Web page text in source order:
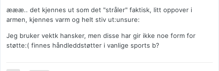
æææ.. det kjennes ut som det "stråler" faktisk, litt oppover i
armen, kjennes varm og helt stiv ut:unsure:
Jeg bruker vektk hansker, men disse har gir ikke noe form for
støtte:( finnes håndleddstøtter i vanlige sports b?